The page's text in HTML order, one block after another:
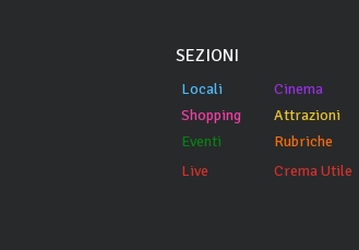
SEZIONI
Locali
Shopping
Eventi
Live
Cinema
Attrazioni
Rubriche
Crema Utile